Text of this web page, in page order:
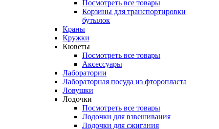
Посмотреть все товары
Корзины для транспортировки
бутылок
Краны
Кружки
Кюветы
Посмотреть все товары
Аксессуары
Лаборатории
Лабораторная посуда из фторопласта
Ловушки
Лодочки
Посмотреть все товары
Лодочки для взвешивания
Лодочки для сжигания